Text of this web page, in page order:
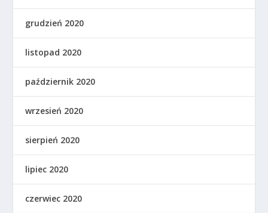
grudzień 2020
listopad 2020
październik 2020
wrzesień 2020
sierpień 2020
lipiec 2020
czerwiec 2020